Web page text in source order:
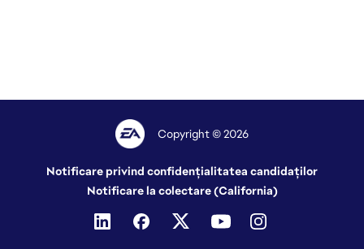
Copyright © 2026
Notificare privind confidențialitatea candidaților
Notificare la colectare (California)